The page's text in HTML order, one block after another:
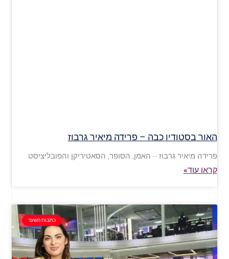
האור בסטודיו כבה – פרידה מיאיר גרבוז
פרידה מיאיר גרבוז – האמן, הסופר, הסאטיריקן והפובליציסט
קראו עוד»
כתבות השער